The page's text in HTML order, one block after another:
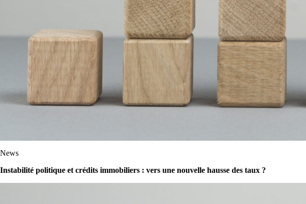
News
Instabilité politique et crédits immobiliers : vers une nouvelle hausse des taux ?